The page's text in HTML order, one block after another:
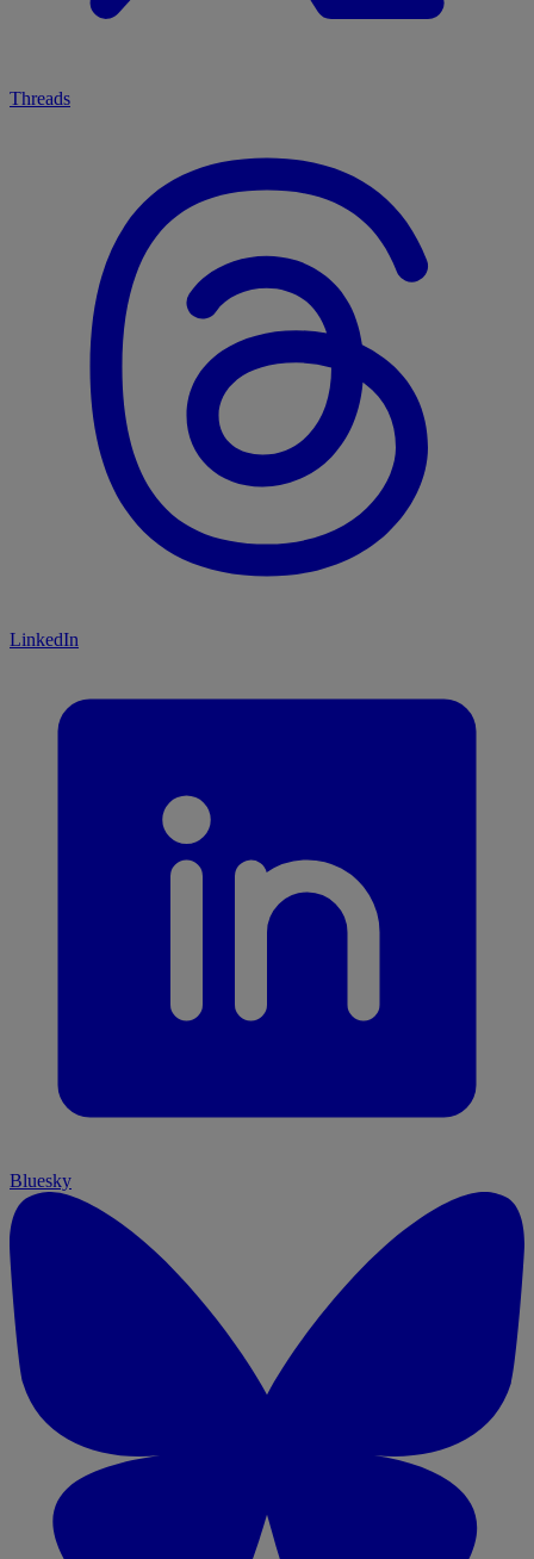
Threads
LinkedIn
Bluesky